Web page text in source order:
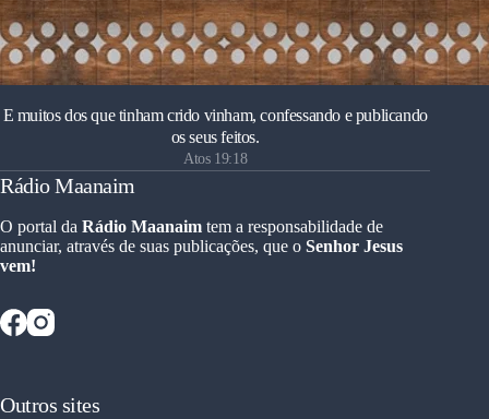
E muitos dos que tinham crido vinham, confessando e publicando
os seus feitos.
Atos 19:18
Rádio Maanaim
O portal da Rádio Maanaim tem a responsabilidade de
anunciar, através de suas publicações, que o Senhor Jesus
vem!
Outros sites